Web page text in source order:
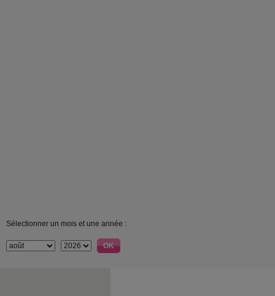
Sélectionner un mois et une année :